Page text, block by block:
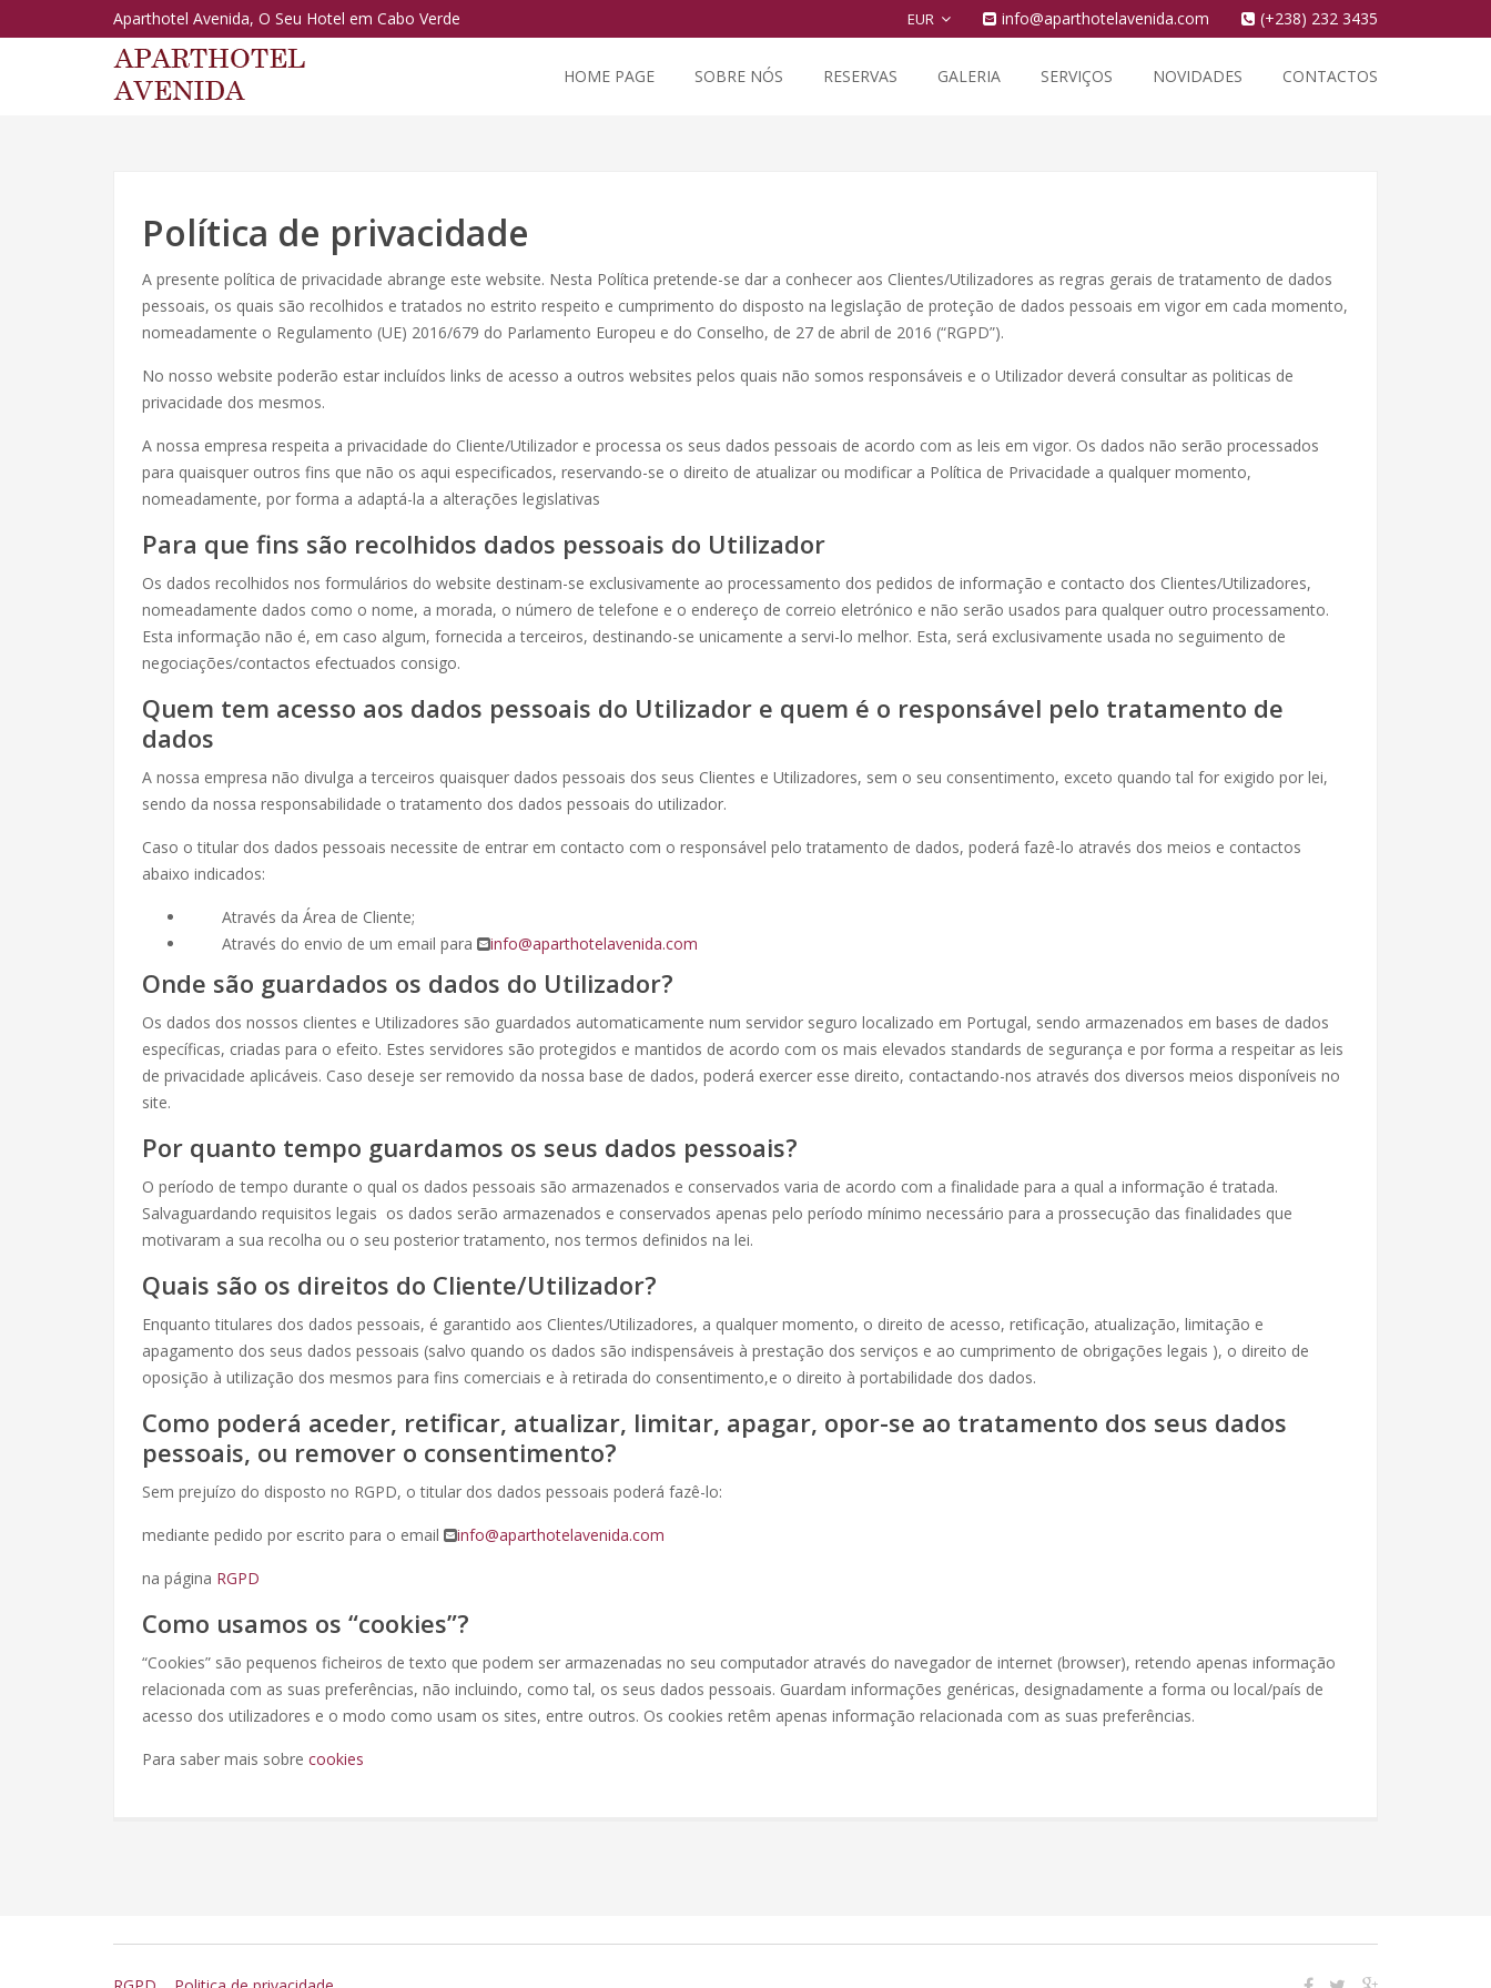
Aparthotel Avenida, O Seu Hotel em Cabo Verde EUR info@aparthotelavenida.com (+238) 232 3435
HOME PAGE SOBRE NÓS RESERVAS GALERIA SERVIÇOS NOVIDADES CONTACTOS
Política de privacidade
A presente política de privacidade abrange este website. Nesta Política pretende-se dar a conhecer aos Clientes/Utilizadores as regras gerais de tratamento de dados
pessoais, os quais são recolhidos e tratados no estrito respeito e cumprimento do disposto na legislação de proteção de dados pessoais em vigor em cada momento,
nomeadamente o Regulamento (UE) 2016/679 do Parlamento Europeu e do Conselho, de 27 de abril de 2016 (“RGPD”).
No nosso website poderão estar incluídos links de acesso a outros websites pelos quais não somos responsáveis e o Utilizador deverá consultar as politicas de
privacidade dos mesmos.
A nossa empresa respeita a privacidade do Cliente/Utilizador e processa os seus dados pessoais de acordo com as leis em vigor. Os dados não serão processados
para quaisquer outros fins que não os aqui especificados, reservando-se o direito de atualizar ou modificar a Política de Privacidade a qualquer momento,
nomeadamente, por forma a adaptá-la a alterações legislativas
Para que fins são recolhidos dados pessoais do Utilizador
Os dados recolhidos nos formulários do website destinam-se exclusivamente ao processamento dos pedidos de informação e contacto dos Clientes/Utilizadores,
nomeadamente dados como o nome, a morada, o número de telefone e o endereço de correio eletrónico e não serão usados para qualquer outro processamento.
Esta informação não é, em caso algum, fornecida a terceiros, destinando-se unicamente a servi-lo melhor. Esta, será exclusivamente usada no seguimento de
negociações/contactos efectuados consigo.
Quem tem acesso aos dados pessoais do Utilizador e quem é o responsável pelo tratamento de
dados
A nossa empresa não divulga a terceiros quaisquer dados pessoais dos seus Clientes e Utilizadores, sem o seu consentimento, exceto quando tal for exigido por lei,
sendo da nossa responsabilidade o tratamento dos dados pessoais do utilizador.
Caso o titular dos dados pessoais necessite de entrar em contacto com o responsável pelo tratamento de dados, poderá fazê-lo através dos meios e contactos
abaixo indicados:
Através da Área de Cliente;
Através do envio de um email para
info@aparthotelavenida.com
Onde são guardados os dados do Utilizador?
Os dados dos nossos clientes e Utilizadores são guardados automaticamente num servidor seguro localizado em Portugal, sendo armazenados em bases de dados
específicas, criadas para o efeito. Estes servidores são protegidos e mantidos de acordo com os mais elevados standards de segurança e por forma a respeitar as leis
de privacidade aplicáveis. Caso deseje ser removido da nossa base de dados, poderá exercer esse direito, contactando-nos através dos diversos meios disponíveis no
site.
Por quanto tempo guardamos os seus dados pessoais?
O período de tempo durante o qual os dados pessoais são armazenados e conservados varia de acordo com a finalidade para a qual a informação é tratada.
Salvaguardando requisitos legais os dados serão armazenados e conservados apenas pelo período mínimo necessário para a prossecução das finalidades que
motivaram a sua recolha ou o seu posterior tratamento, nos termos definidos na lei.
Quais são os direitos do Cliente/Utilizador?
Enquanto titulares dos dados pessoais, é garantido aos Clientes/Utilizadores, a qualquer momento, o direito de acesso, retificação, atualização, limitação e
apagamento dos seus dados pessoais (salvo quando os dados são indispensáveis à prestação dos serviços e ao cumprimento de obrigações legais ), o direito de
oposição à utilização dos mesmos para fins comerciais e à retirada do consentimento,e o direito à portabilidade dos dados.
Como poderá aceder, retificar, atualizar, limitar, apagar, opor-se ao tratamento dos seus dados
pessoais, ou remover o consentimento?
Sem prejuízo do disposto no RGPD, o titular dos dados pessoais poderá fazê-lo:
mediante pedido por escrito para o email info@aparthotelavenida.com
na página RGPD
Como usamos os “cookies”?
“Cookies” são pequenos ficheiros de texto que podem ser armazenadas no seu computador através do navegador de internet (browser), retendo apenas informação
relacionada com as suas preferências, não incluindo, como tal, os seus dados pessoais. Guardam informações genéricas, designadamente a forma ou local/país de
acesso dos utilizadores e o modo como usam os sites, entre outros. Os cookies retêm apenas informação relacionada com as suas preferências.
Para saber mais sobre cookies